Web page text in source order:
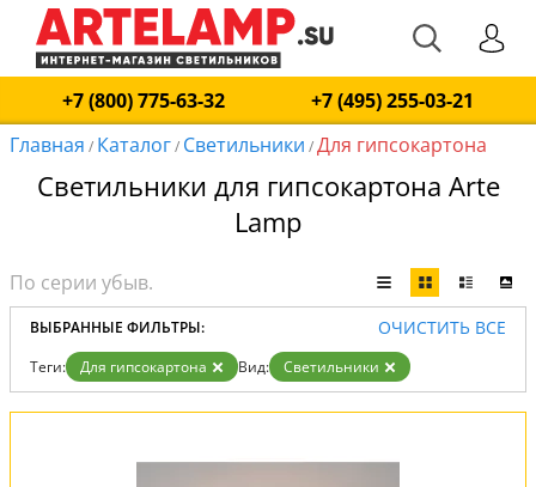
+7 (800) 775-63-32
+7 (495) 255-03-21
Главная / Каталог/ Светильники /Для гипсокартона
Светильники для гипсокартона Arte
Lamp
ВЫБРАННЫЕ ФИЛЬТРЫ: ОЧИСТИТЬ ВСЕ
Теги: Для гипсокартона Вид: Светильники